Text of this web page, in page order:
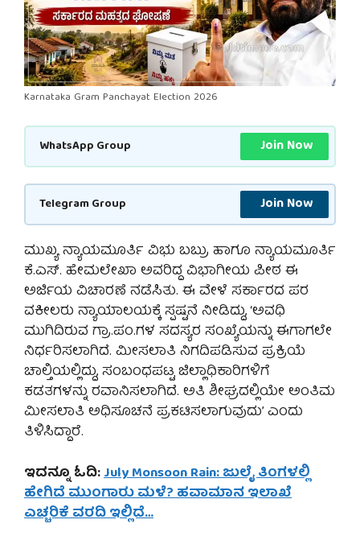
Karnataka Gram Panchayat Election 2026
WhatsApp Group Join Now
Telegram Group Join Now
ಮುಖ್ಯ ನ್ಯಾಯಮೂರ್ತಿ ವಿಭು ಬಬ್ರು ಹಾಗೂ ನ್ಯಾಯಮೂರ್ತಿ
ಕೆ.ಎಸ್. ಹೇಮಲೇಖಾ ಅವರಿದ್ದ ವಿಭಾಗೀಯ ಪೀಠ ಈ
ಅರ್ಜಿಯ ವಿಚಾರಣೆ ನಡೆಸಿತು. ಈ ವೇಳೆ ಸರ್ಕಾರದ ಪರ
ವಕೀಲರು ನ್ಯಾಯಾಲಯಕ್ಕೆ ಸ್ಪಷ್ಟನೆ ನೀಡಿದ್ದು, ‘ಅವಧಿ
ಮುಗಿದಿರುವ ಗ್ರಾ.ಪಂ.ಗಳ ಸದಸ್ಯರ ಸಂಖ್ಯೆಯನ್ನು ಈಗಾಗಲೇ
ನಿರ್ಧರಿಸಲಾಗಿದೆ. ಮೀಸಲಾತಿ ನಿಗದಿಪಡಿಸುವ ಪ್ರಕ್ರಿಯೆ
ಚಾಲ್ತಿಯಲ್ಲಿದ್ದು, ಸಂಬಂಧಪಟ್ಟ ಜಿಲ್ಲಾಧಿಕಾರಿಗಳಿಗೆ
ಕಡತಗಳನ್ನು ರವಾನಿಸಲಾಗಿದೆ. ಅತಿ ಶೀಘ್ರದಲ್ಲಿಯೇ ಅಂತಿಮ
ಮೀಸಲಾತಿ ಅಧಿಸೂಚನೆ ಪ್ರಕಟಿಸಲಾಗುವುದು’ ಎಂದು
ತಿಳಿಸಿದ್ದಾರೆ.
ಇದನ್ನೂ ಓದಿ:July Monsoon Rain: ಜುಲೈ ತಿಂಗಳಲ್ಲಿ
ಹೇಗಿದೆ ಮುಂಗಾರು ಮಳೆ? ಹವಾಮಾನ ಇಲಾಖೆ
ಎಚ್ಚರಿಕೆ ವರದಿ ಇಲ್ಲಿದೆ…